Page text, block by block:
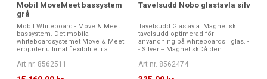
Mobil MoveMeet bassystem
grå
Mobil Whiteboard - Move & Meet
bassystem. Det mobila
whiteboardsystemet Move & Meet
erbjuder ultimat flexibilitet i a...
Art nr. 8562511
Tavelsudd Nobo glastavla silv
Tavelsudd Glastavla. Magnetisk
tavelsudd optimerad för
användning på whiteboards i glas. -
- Silver -- MagnetiskDå den...
Art nr. 8562474